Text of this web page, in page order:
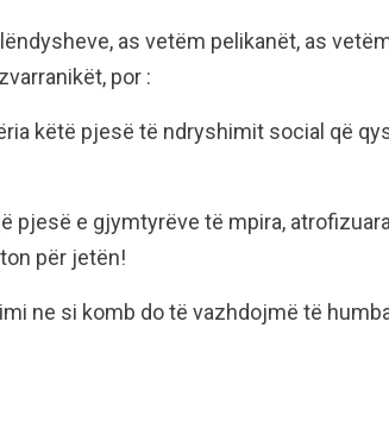
as vetëm pelikanët, as
por :
këtë pjesë të ndryshimit social që
pjesë e gjymtyrëve të mpira,
për jetën!
ne si komb do të vazhdojmë të